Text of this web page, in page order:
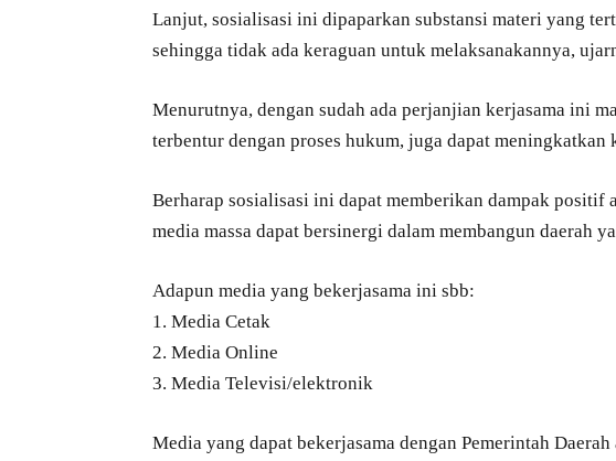
Lanjut, sosialisasi ini dipaparkan substansi materi yang
sehingga tidak ada keraguan untuk melaksanakannya,
Menurutnya, dengan sudah ada perjanjian kerjasama ini
terbentur dengan proses hukum, juga dapat
Berharap sosialisasi ini dapat memberikan dampak positif
media massa dapat bersinergi dalam membangun daerah
Adapun media yang bekerjasama ini sbb:
1. Media Cetak
2. Media Online
3. Media Televisi/elektronik
Media yang dapat bekerjasama dengan Pemerintah